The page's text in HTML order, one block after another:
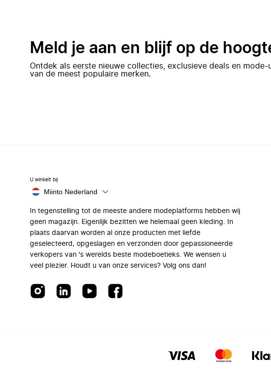
Meld je aan en blijf op de
Ontdek als eerste nieuwe collecties, exclusieve deals en mode-
van de meest populaire merken.
U winkelt bij
Miinto Nederland
In tegenstelling tot de meeste andere modeplatforms hebben wij
geen magazijn. Eigenlijk bezitten we helemaal geen kleding. In
plaats daarvan worden al onze producten met liefde
geselecteerd, opgeslagen en verzonden door gepassioneerde
verkopers van 's werelds beste modeboetieks. We wensen u
veel plezier. Houdt u van onze services? Volg ons dan!